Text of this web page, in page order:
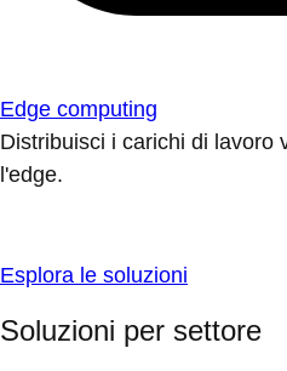
Edge computing
Distribuisci i carichi di lavoro
l'edge.
Esplora le soluzioni
Soluzioni per settore